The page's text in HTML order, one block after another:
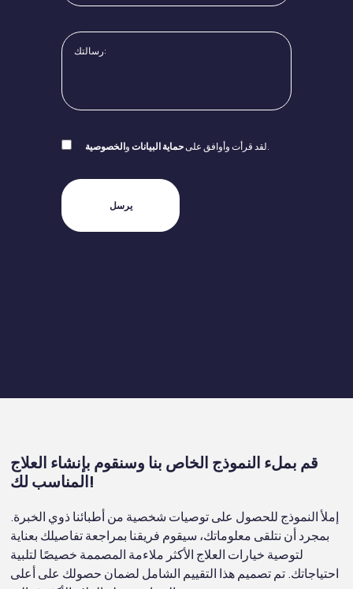
لقد قرأت وأوافق علىحماية البياناتوالخصوصية .
قم بملء النموذج الخاص بنا وسنقوم بإنشاء العلاج
المناسب لك!
إملأ النموذج للحصول على توصيات شخصية من أطبائنا ذوي الخبرة.
بمجرد أن نتلقى معلوماتك، سيقوم فريقنا بمراجعة تفاصيلك بعناية
لتوصية خيارات العلاج الأكثر ملاءمة المصممة خصيصًا لتلبية
احتياجاتك. تم تصميم هذا التقييم الشامل لضمان حصولك على أعلى